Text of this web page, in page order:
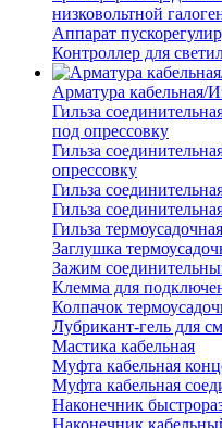
низковольтной
Аппарат
Контроллер для
Арматура кабельная/
Гильза
под опрессовку
Гильза
опрессовку
Гильза
Гильза
Гильза
Заглушка
Зажим
Клемма для
Колпачок
Лубрикант-гель для
Мастика кабельная
Муфта кабельная
Муфта кабельная
Наконечник
Наконечник